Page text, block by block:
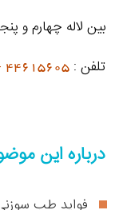
بین لاله چهارم و پنجم ،
تلفن : 44615605 - 021
درباره این
فواید طب